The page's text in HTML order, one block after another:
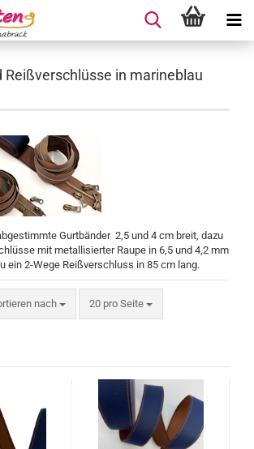
Reißverschlüsse in marineblau
Gurtbänder 2,5 und 4 cm breit, dazu
mit metallisierter Raupe in 6,5 und 4,2 mm
ein 2-Wege Reißverschluss in 85 cm lang.
nach
nach 20 pro Seite
pro Seite